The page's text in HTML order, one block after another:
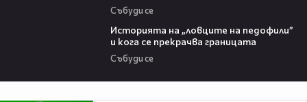
Събуди се
Историята на „ловците на педофили”
и кога се прекрачва границата
Събуди се